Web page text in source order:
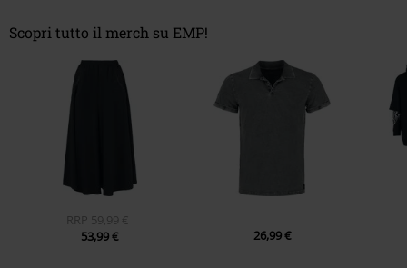
Scopri tutto il merch su EMP!
RRP 59,99 €
53,99 €
26,99 €